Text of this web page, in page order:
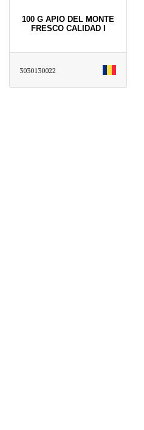
100 G APIO DEL MONTE
FRESCO CALIDAD I
3030130022